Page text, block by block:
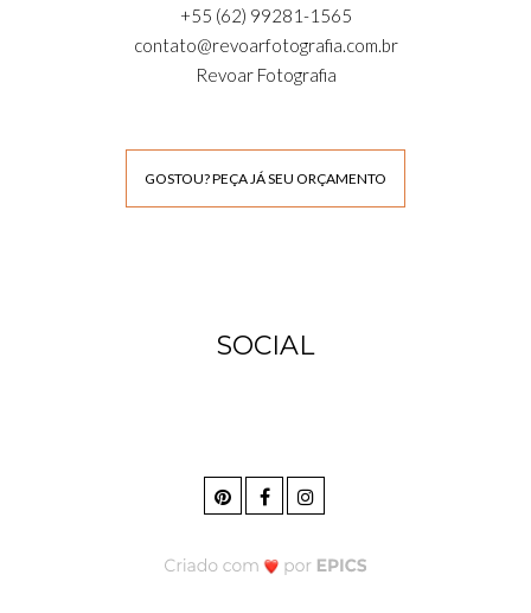
+55 (62) 99281-1565
contato@revoarfotografia.com.br
Revoar Fotografia
GOSTOU? PEÇA JÁ SEU ORÇAMENTO
SOCIAL